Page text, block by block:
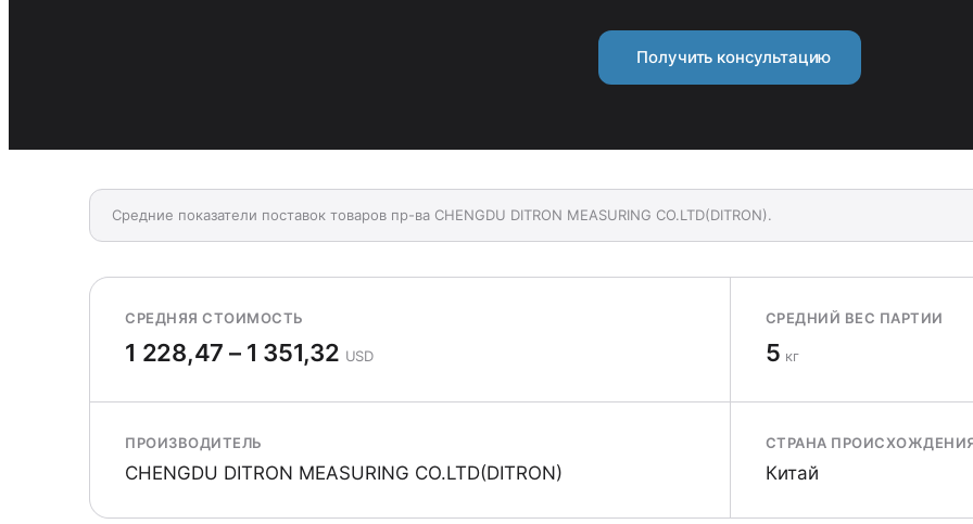
Получить консультацию
Средние показатели поставок товаров пр-ва CHENGDU DITRON MEASURING CO.LTD(DITRON).
СРЕДНЯЯ СТОИМОСТЬ
1 228,47 – 1 351,32 USD
СРЕДНИЙ ВЕС ПАРТИИ
5 кг
ПРОИЗВОДИТЕЛЬ
CHENGDU DITRON MEASURING CO.LTD(DITRON)
СТРАНА
Китай